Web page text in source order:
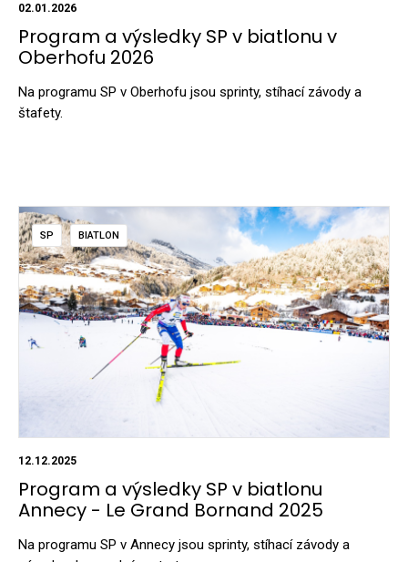
02.01.2026
Program a výsledky SP v biatlonu v
Oberhofu 2026
Na programu SP v Oberhofu jsou sprinty, stíhací závody a
štafety.
SP BIATLON
12.12.2025
Program a výsledky SP v biatlonu
Annecy - Le Grand Bornand 2025
Na programu SP v Annecy jsou sprinty, stíhací závody a